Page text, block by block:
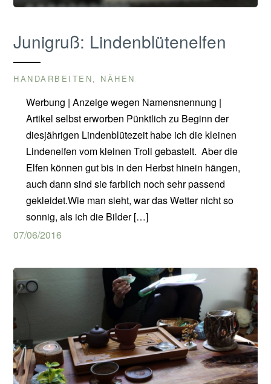
Junigruß: Lindenblütenelfen
HANDARBEITEN NÄHEN
Werbung | Anzeige wegen Namensnennung |
Artikel selbst erworben Pünktlich zu Beginn der
diesjährigen Lindenblütezeit habe ich die kleinen
Lindenelfen vom kleinen Troll gebastelt. Aber die
Elfen können gut bis in den Herbst hinein hängen,
auch dann sind sie farblich noch sehr passend
gekleidet.Wie man sieht, war das Wetter nicht so
sonnig, als ich die Bilder […]
07/06/2016